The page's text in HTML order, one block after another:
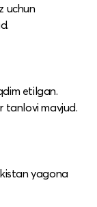
uchun
etilgan.
tanlovi mavjud.
yagona